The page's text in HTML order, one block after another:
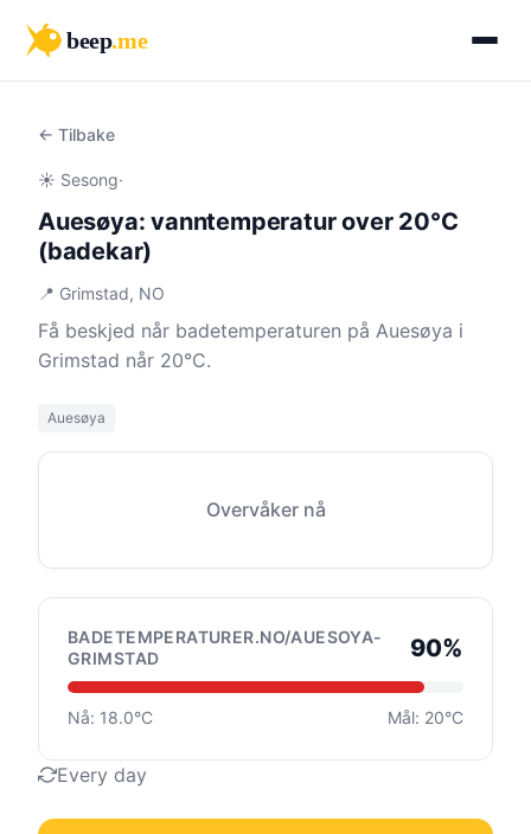
beep.me
← Tilbake
☀️ Sesong·
Auesøya: vanntemperatur over 20°C
(badekar)
📍 Grimstad, NO
Få beskjed når badetemperaturen på Auesøya i
Grimstad når 20°C.
Auesøya
Overvåker nå
BADETEMPERATURER.NO/AUESOYA-
GRIMSTAD
90%
Nå: 18.0°C Mål: 20°C
Every day